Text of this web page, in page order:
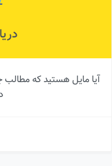
آیا مایل هستید که